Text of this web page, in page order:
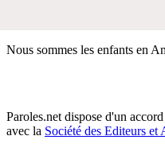
Nous sommes les enfants en
Paroles.net dispose d'un
avec la Société des Editeurs et